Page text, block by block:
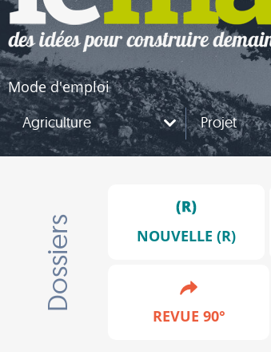
Mode d'emploi
Agriculture Projet
Dossiers NOUVELLE (R)
REVUE 90°